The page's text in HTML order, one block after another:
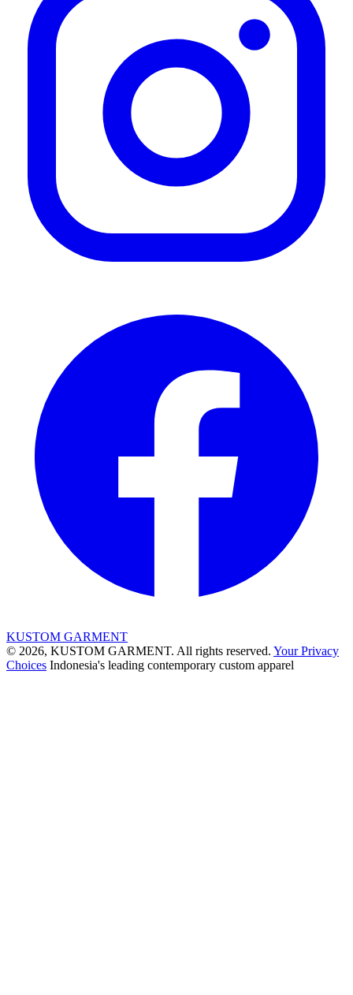
KUSTOM GARMENT
© 2026, KUSTOM GARMENT. All rights reserved. Your Privacy
Choices Indonesia's leading contemporary custom apparel